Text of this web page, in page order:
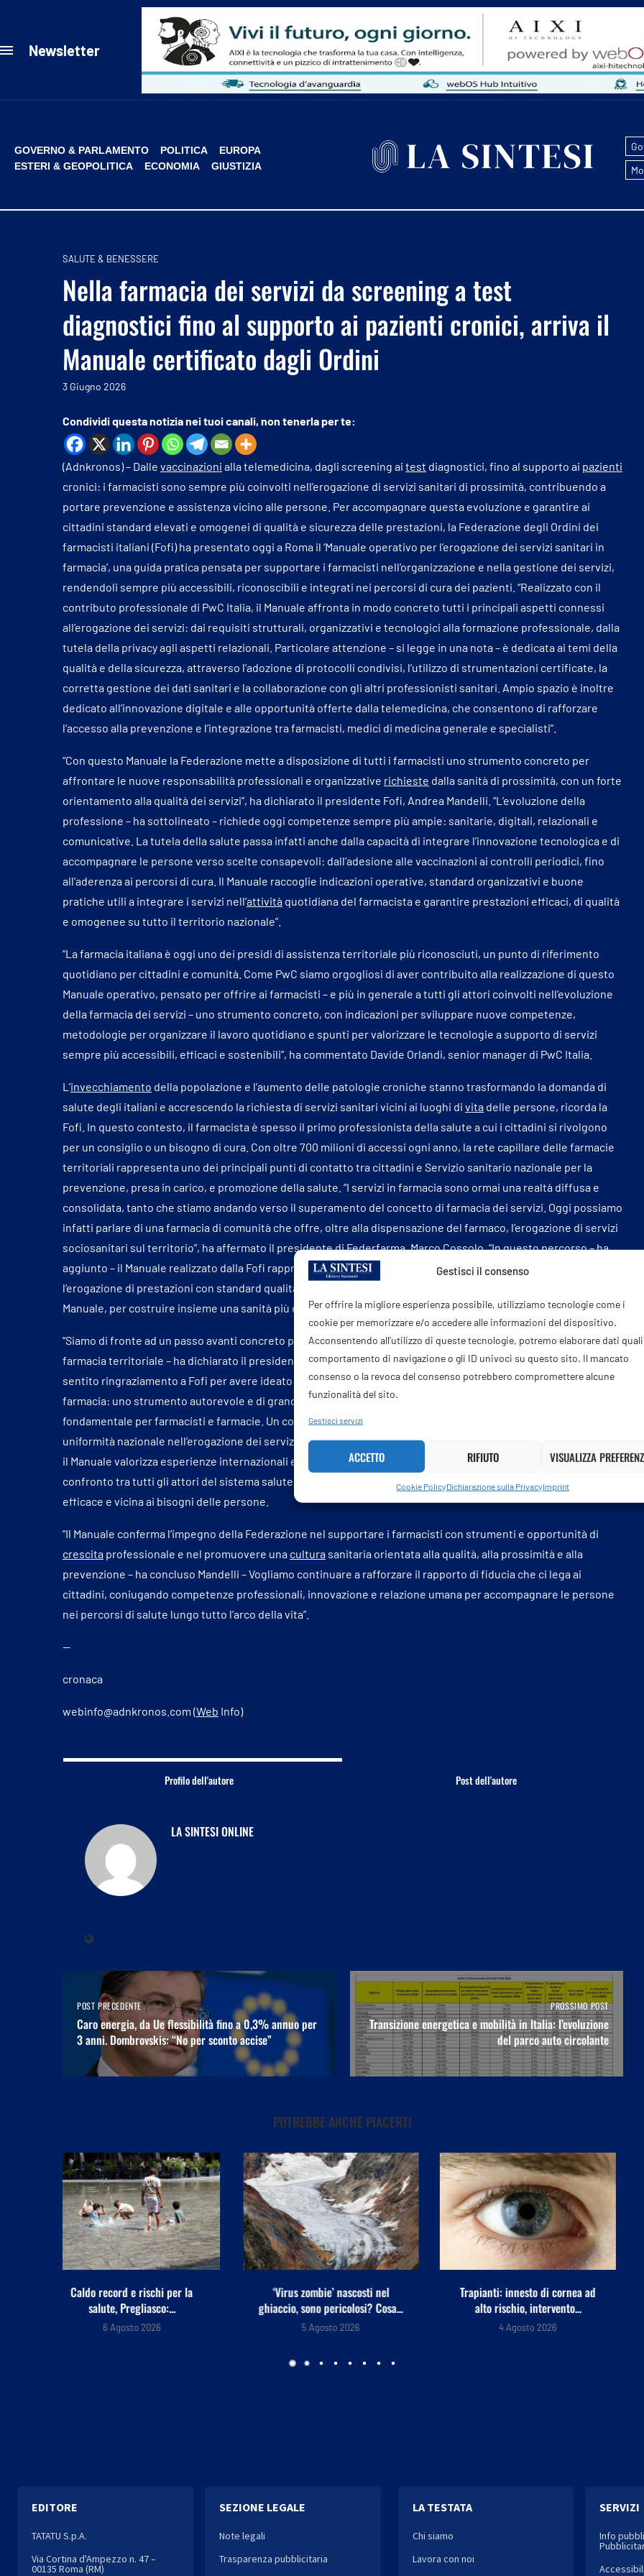
Gestisci il consenso
Per offrire la migliore esperienza possibile, utilizziamo tecnologie come i
cookie per memorizzare e/o accedere alle informazioni del dispositivo.
Acconsentendo all'utilizzo di queste tecnologie, potremo elaborare dati
comportamento di navigazione o gli ID univoci su questo sito. Il mancato
consenso o la revoca del consenso potrebbero compromettere alcune
funzionalità del sito.
Gestisci servizi
ACCETTO RIFIUTO VISUALIZZA
Cookie PolicyDichiarazione sulla PrivacyImprint
Newsletter
GOVERNO & PARLAMENTO POLITICA
EUROPA
ESTERI & GEOPOLITICA
ECONOMIA GIUSTIZIA
SALUTE & BENESSERE
Nella farmacia dei servizi da screening a test
diagnostici fino al supporto ai pazienti cronici, arriva il
Manuale certificato dagli Ordini
3 Giugno 2026
Condividi questa notizia nei tuoi canali, non tenerla per te:
(Adnkronos) – Dalle vaccinazioni alla telemedicina, dagli screening ai test diagnostici, fino al supporto ai pazienti
cronici: i farmacisti sono sempre più coinvolti nell’erogazione di servizi sanitari di prossimità, contribuendo a
portare prevenzione e assistenza vicino alle persone. Per accompagnare questa evoluzione e garantire ai
cittadini standard elevati e omogenei di qualità e sicurezza delle prestazioni, la Federazione degli Ordini dei
farmacisti italiani (Fofi) ha presentato oggi a Roma il ‘Manuale operativo per l’erogazione dei servizi sanitari in
farmacia’, una guida pratica pensata per supportare i farmacisti nell’organizzazione e nella gestione dei servizi,
rendendoli sempre più accessibili, riconoscibili e integrati nei percorsi di cura dei pazienti. “Realizzato con il
contributo professionale di PwC Italia, il Manuale affronta in modo concreto tutti i principali aspetti connessi
all’erogazione dei servizi: dai requisiti strutturali, organizzativi e tecnologici alla formazione professionale, dalla
tutela della privacy agli aspetti relazionali. Particolare attenzione – si legge in una nota – è dedicata ai temi della
qualità e della sicurezza, attraverso l’adozione di protocolli condivisi, l’utilizzo di strumentazioni certificate, la
corretta gestione dei dati sanitari e la collaborazione con gli altri professionisti sanitari. Ampio spazio è inoltre
dedicato all’innovazione digitale e alle opportunità offerte dalla telemedicina, che consentono di rafforzare
l’accesso alla prevenzione e l’integrazione tra farmacisti, medici di medicina generale e specialisti”.
“Con questo Manuale la Federazione mette a disposizione di tutti i farmacisti uno strumento concreto per
affrontare le nuove responsabilità professionali e organizzative richieste dalla sanità di prossimità, con un forte
orientamento alla qualità dei servizi”, ha dichiarato il presidente Fofi, Andrea Mandelli. “L’evoluzione della
professione – ha sottolineato – richiede oggi competenze sempre più ampie: sanitarie, digitali, relazionali e
comunicative. La tutela della salute passa infatti anche dalla capacità di integrare l’innovazione tecnologica e di
accompagnare le persone verso scelte consapevoli: dall’adesione alle vaccinazioni ai controlli periodici, fino
all’aderenza ai percorsi di cura. Il Manuale raccoglie indicazioni operative, standard organizzativi e buone
pratiche utili a integrare i servizi nell’attività quotidiana del farmacista e garantire prestazioni efficaci, di qualità
e omogenee su tutto il territorio nazionale”.
“La farmacia italiana è oggi uno dei presidi di assistenza territoriale più riconosciuti, un punto di riferimento
quotidiano per cittadini e comunità. Come PwC siamo orgogliosi di aver contribuito alla realizzazione di questo
Manuale operativo, pensato per offrire ai farmacisti – e più in generale a tutti gli attori coinvolti nell’evoluzione
della farmacia dei servizi – uno strumento concreto, con indicazioni per sviluppare nuove competenze,
metodologie per organizzare il lavoro quotidiano e spunti per valorizzare le tecnologie a supporto di servizi
sempre più accessibili, efficaci e sostenibili”, ha commentato Davide Orlandi, senior manager di PwC Italia.
L’invecchiamento della popolazione e l’aumento delle patologie croniche stanno trasformando la domanda di
salute degli italiani e accrescendo la richiesta di servizi sanitari vicini ai luoghi di vita delle persone, ricorda la
Fofi. In questo contesto, il farmacista è spesso il primo professionista della salute a cui i cittadini si rivolgono
per un consiglio o un bisogno di cura. Con oltre 700 milioni di accessi ogni anno, la rete capillare delle farmacie
territoriali rappresenta uno dei principali punti di contatto tra cittadini e Servizio sanitario nazionale per la
prevenzione, presa in carico, e promozione della salute. “I servizi in farmacia sono ormai una realtà diffusa e
consolidata, tanto che stiamo andando verso il superamento del concetto di farmacia dei servizi. Oggi possiamo
infatti parlare di una farmacia di comunità che offre, oltre alla dispensazione del farmaco, l’erogazione di servizi
sociosanitari sul territorio”, ha affermato il presidente di Federfarma, Marco Cossolo. “In questo percorso – ha
aggiunto – il Manuale realizzato dalla Fofi rappresenta un utile contributo che garantisce al cittadino
l’erogazione di prestazioni con standard qualitativi omogenei ed elevati. Collaboreremo a rendere disponibile il
Manuale, per costruire insieme una sanità più equa e più vicina alle persone”.
“Siamo di fronte ad un passo avanti concreto per la farmacia dei servizi, sempre più centrale nel futuro della
farmacia territoriale – ha dichiarato il presidente di Assofarm, Luca Pieri – Per questo desideriamo rivolgere un
sentito ringraziamento a Fofi per avere ideato e realizzato il Manuale operativo per l’erogazione dei servizi in
farmacia: uno strumento autorevole e di grande utilità pratica, destinato a diventare un riferimento
fondamentale per farmacisti e farmacie. Un contributo importante che auspichiamo possa favorire una reale
uniformità nazionale nell’erogazione dei servizi”. Oltre a rappresentare uno strumento operativo per i farmacisti,
il Manuale valorizza esperienze internazionali e buone pratiche organizzative, con l’obiettivo di favorire il
confronto tra tutti gli attori del sistema salute e contribuire all’evoluzione di un’assistenza sempre più integrata,
efficace e vicina ai bisogni delle persone.
“Il Manuale conferma l’impegno della Federazione nel supportare i farmacisti con strumenti e opportunità di
crescita professionale e nel promuovere una cultura sanitaria orientata alla qualità, alla prossimità e alla
prevenzione – ha concluso Mandelli – Vogliamo continuare a rafforzare il rapporto di fiducia che ci lega ai
cittadini, coniugando competenze professionali, innovazione e relazione umana per accompagnare le persone
nei percorsi di salute lungo tutto l’arco della vita”.
—
cronaca
webinfo@adnkronos.com (Web Info)
Profilo dell'autore Post dell'autore
LA SINTESI ONLINE
POST PRECEDENTE
Caro energia, da Ue flessibilità fino a 0,3% annuo per
3 anni. Dombrovskis: “No per sconto accise”
PROSSIMO POST
Transizione energetica e mobilità in Italia: l’evoluzione
del parco auto circolante
POTREBBE ANCHE PIACERTI
‘Virus zombie’ nascosti nel
ghiaccio, sono pericolosi? Cosa...
5 Agosto 2026
Trapianti: innesto di cornea ad
alto rischio, intervento...
4 Agosto 2026
Congelare il cancro, prima
crioablazione mammaria
all’ospedale Isola...
EDITORE
TATATU S.p.A.
Via Cortina d'Ampezzo n. 47 –
00135 Roma (RM)
SEZIONE LEGALE
Note legali
Trasparenza pubblicitaria
LA TESTATA
Chi siamo
Lavora con noi
SERVIZI
Info